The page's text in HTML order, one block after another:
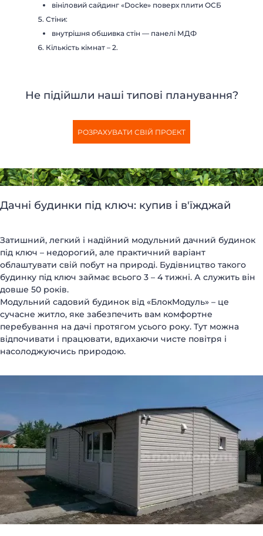
вініловий сайдинг «Docke» поверх плити ОСБ
Стіни:
внутрішня обшивка стін — панелі МДФ
Кількість кімнат – 2.
Не підійшли наші типові планування?
РОЗРАХУВАТИ СВІЙ ПРОЕКТ
Дачні будинки під ключ: купив і в'їжджай
Затишний, легкий і надійний модульний дачний будинок
під ключ – недорогий, але практичний варіант
облаштувати свій побут на природі. Будівництво такого
будинку під ключ займає всього 3 – 4 тижні. А служить він
довше 50 років.
Модульний садовий будинок від «БлокМодуль» – це
сучасне житло, яке забезпечить вам комфортне
перебування на дачі протягом усього року. Тут можна
відпочивати і працювати, вдихаючи чисте повітря і
насолоджуючись природою.